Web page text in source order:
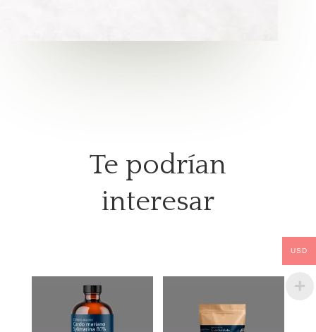
Te podrían
interesar
USD